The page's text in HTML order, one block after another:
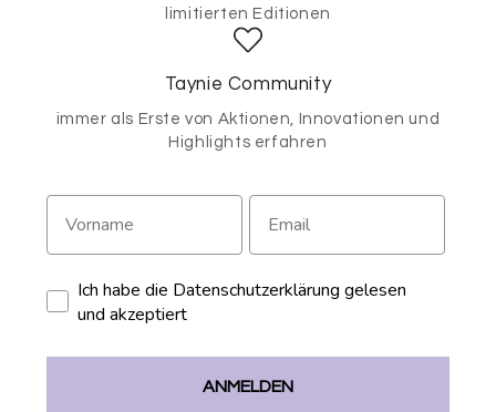
limitierten Editionen
Taynie Community
immer als Erste von Aktionen, Innovationen und
Highlights erfahren
Ich habe die Datenschutzerklärung gelesen
und akzeptiert
ANMELDEN